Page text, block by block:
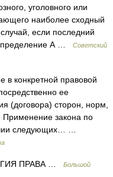
уголовного или
наиболее сходный
если последний
А …
Советский
конкретной правовой
ее
(договора) сторон, норм,
закона по
следующих… …
ПРАВА …
Большой